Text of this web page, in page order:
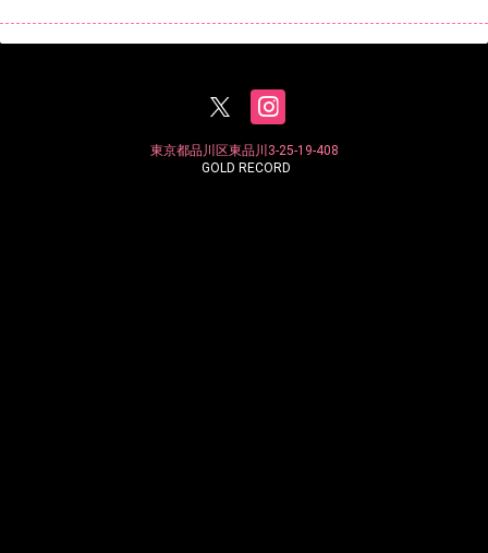
東京都品川区東品川3-25-19-408
GOLD RECORD